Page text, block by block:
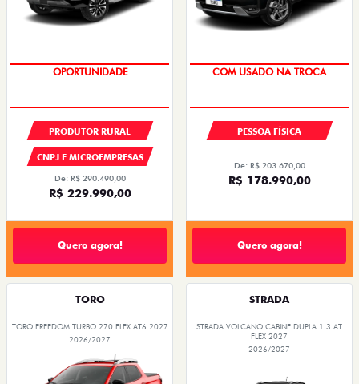
OPORTUNIDADE
PRODUTOR RURAL
CNPJ E MICROEMPRESAS
De: R$ 290.490,00
R$ 229.990,00
Quero agora!
COM USADO NA TROCA
PESSOA FÍSICA
De: R$ 203.670,00
R$ 178.990,00
Quero agora!
TORO
TORO FREEDOM TURBO 270 FLEX AT6 2027
2026/2027
STRADA
STRADA VOLCANO CABINE DUPLA 1.3 AT
FLEX 2027
2026/2027